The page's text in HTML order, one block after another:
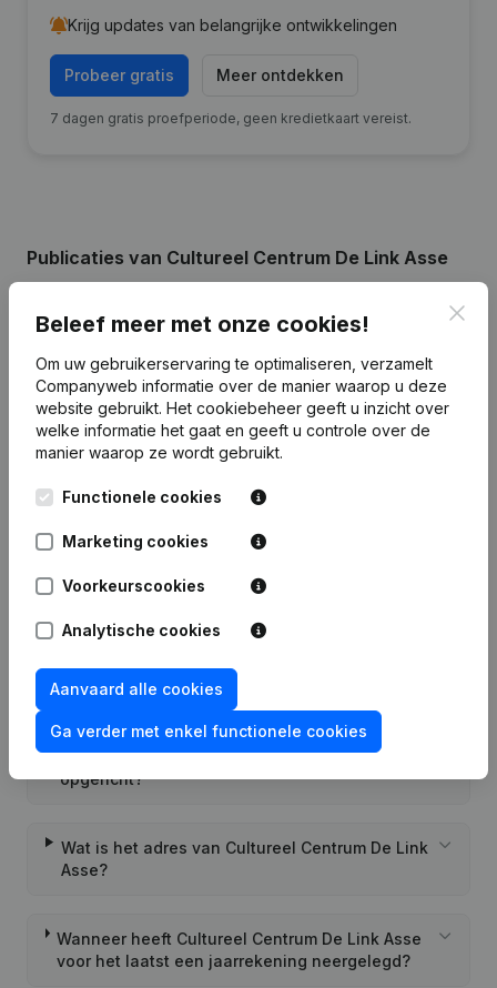
Krijg updates van belangrijke ontwikkelingen
Probeer gratis Meer ontdekken
7 dagen gratis proefperiode, geen kredietkaart vereist.
Publicaties van Cultureel Centrum De Link Asse
Datum Publicatie
06-08-2024 Maatschappelijke Zetel
Veelgestelde vragen
Wat is het ondernemingsnummer van Cultureel
Centrum De Link Asse
Wat is het PEPPOL ID van Cultureel Centrum De
Link Asse?
Wanneer werd Cultureel Centrum De Link Asse
opgericht?
Wat is het adres van Cultureel Centrum De Link
Asse?
Wanneer heeft Cultureel Centrum De Link Asse
voor het laatst een jaarrekening neergelegd?
Beleef meer met onze cookies!
Om uw gebruikerservaring te optimaliseren, verzamelt
Companyweb informatie over de manier waarop u deze
website gebruikt. Het cookiebeheer geeft u inzicht over
welke informatie het gaat en geeft u controle over de
manier waarop ze wordt gebruikt.
Functionele cookies
Marketing cookies
Voorkeurscookies
Analytische cookies
Aanvaard alle cookies
Ga verder met enkel functionele cookies